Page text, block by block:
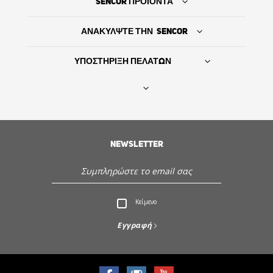
Εξυπηρέτηση - Υποστήριξη πελατών
SENCOR ΠΡΟΪΟΝΤΑ
ΑΝΑΚΥΛΨΤΕ ΤΗΝ SENCOR
ΥΠΟΣΤΗΡΙΞΗ ΠΕΛΑΤΩΝ
NEWSLETTER
Κείμενο
Εγγραφή